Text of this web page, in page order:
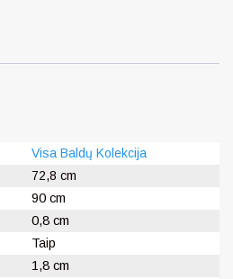
Visa Baldų Kolekcija
72,8 cm
90 cm
0,8 cm
Taip
1,8 cm